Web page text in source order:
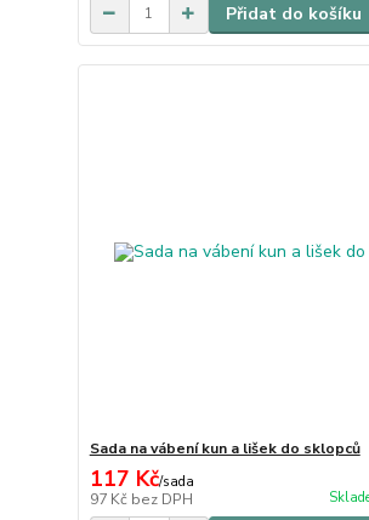
Přidat do košíku
Sada na vábení kun a lišek do sklopců
117 Kč/sada
97 Kč bez DPH